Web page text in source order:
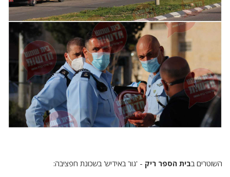
השוטרים בבית הספר ריק - 'גור באידיש' בשכונת חפציבה: